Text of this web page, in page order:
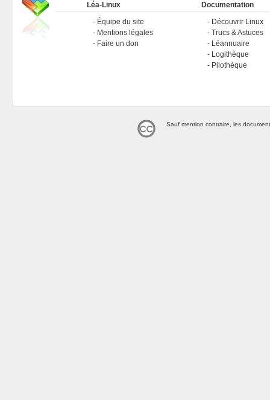
Léa-Linux
Équipe du site
Mentions légales
Faire un don
Documentation
Découvrir Linux
Trucs & Astuces
Léannuaire
Logithèque
Pilothèque
Sauf mention contraire, les